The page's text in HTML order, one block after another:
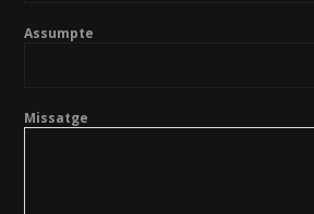
Assumpte
Missatge